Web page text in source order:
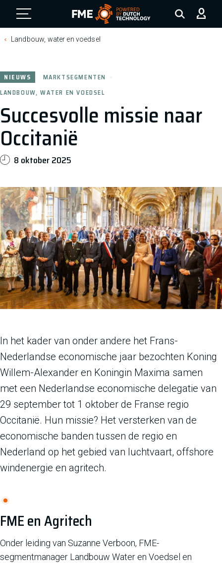
FME Logo, to the homepage
Landbouw, water en voedsel
Succesvolle missie naar
Occitanië
NIEUWS
MARKTSEGMENTEN
LANDBOUW, WATER EN VOEDSEL
8 oktober 2025
In het kader van onder andere het Frans-
Nederlandse economische jaar bezochten Koning
Willem-Alexander en Koningin Maxima samen
met een Nederlandse economische delegatie van
29 september tot 1 oktober de Franse regio
Occitanië. Hun missie? Het versterken van de
economische banden tussen de regio en
Nederland op het gebied van luchtvaart, offshore
windenergie en agritech.
FME en Agritech
Onder leiding van Suzanne Verboon, FME-
segmentmanager Landbouw Water en Voedsel en